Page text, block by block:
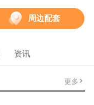
周边配套
资讯
更多